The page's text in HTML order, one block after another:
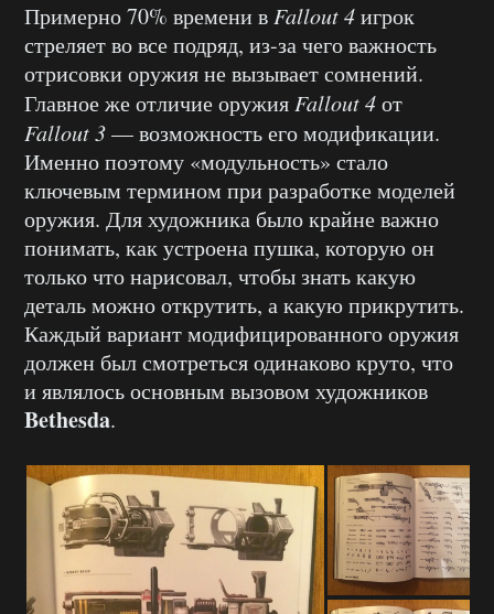
Примерно 70% времени в Fallout 4игрок
стреляет во все подряд, из-за чего важность
отрисовки оружия не вызывает сомнений.
Главное же отличие оружия Fallout 4от
Fallout 3— возможность его модификации.
Именно поэтому «модульность» стало
ключевым термином при разработке моделей
оружия. Для художника было крайне важно
понимать, как устроена пушка, которую он
только что нарисовал, чтобы знать какую
деталь можно открутить, а какую прикрутить.
Каждый вариант модифицированного оружия
должен был смотреться одинаково круто, что
и являлось основным вызовом художников
Bethesda.